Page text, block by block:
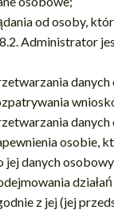
od osoby,
Administrator
osobie,
jej danych
z jej (jej